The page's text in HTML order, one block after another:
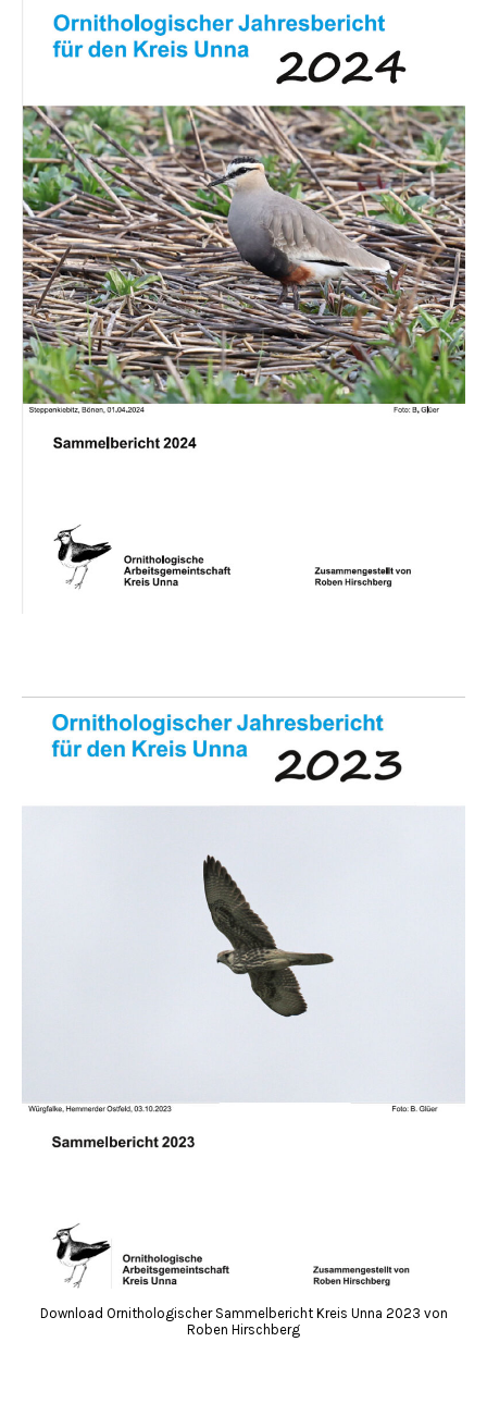
Download Ornithologischer Sammelbericht Kreis Unna 2023 von
Roben Hirschberg